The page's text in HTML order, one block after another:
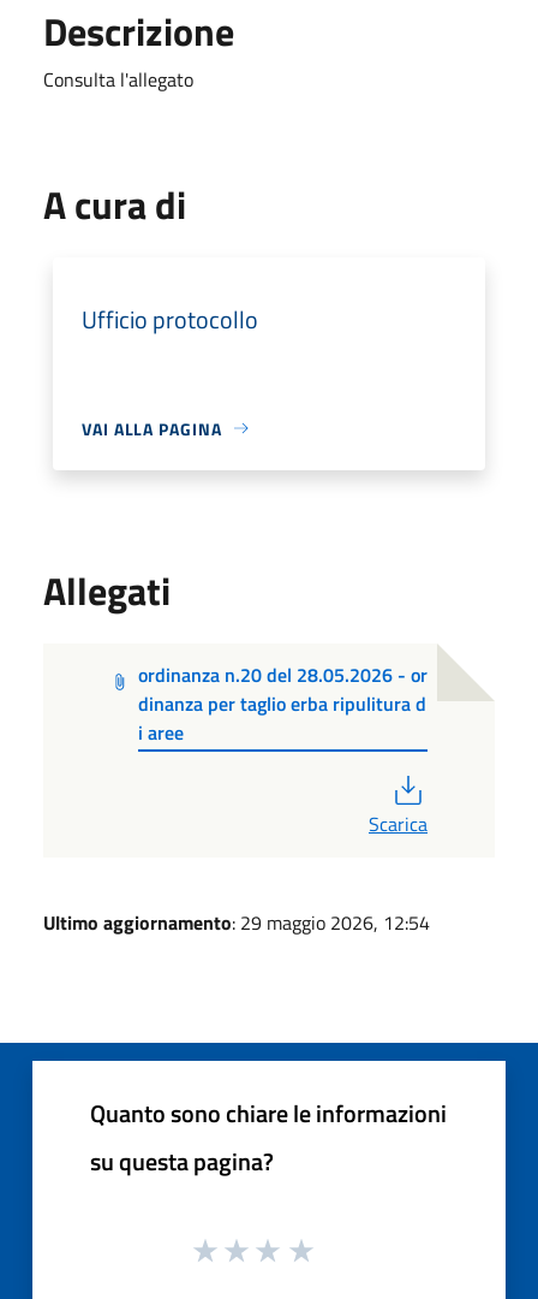
Descrizione
Consulta l'allegato
A cura di
Ufficio protocollo
VAI ALLA PAGINA
Allegati
ordinanza n.20 del 28.05.2026 - or
dinanza per taglio erba ripulitura d
i aree
Scarica
Ultimo aggiornamento: 29 maggio 2026, 12:54
Quanto sono chiare le informazioni
su questa pagina?